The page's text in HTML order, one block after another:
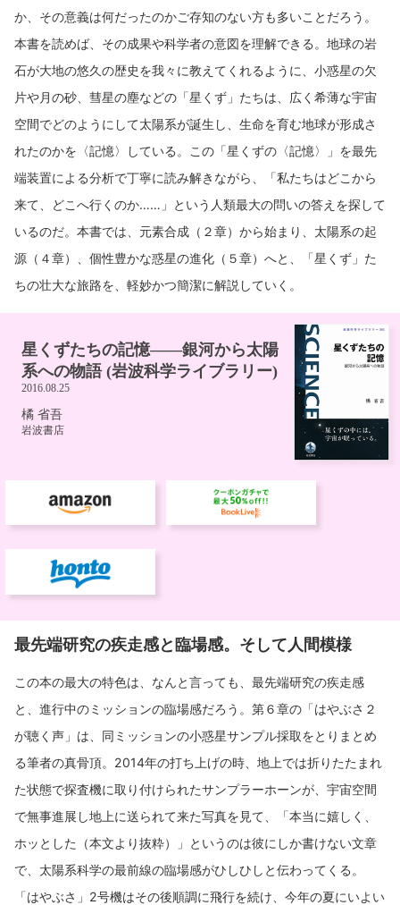
か、その意義は何だったのかご存知のない方も多いことだろう。
本書を読めば、その成果や科学者の意図を理解できる。地球の岩
石が大地の悠久の歴史を我々に教えてくれるように、小惑星の欠
片や月の砂、彗星の塵などの「星くず」たちは、広く希薄な宇宙
空間でどのようにして太陽系が誕生し、生命を育む地球が形成さ
れたのかを〈記憶〉している。この「星くずの〈記憶〉」を最先
端装置による分析で丁寧に読み解きながら、「私たちはどこから
来て、どこへ行くのか……」という人類最大の問いの答えを探して
いるのだ。本書では、元素合成（２章）から始まり、太陽系の起
源（４章）、個性豊かな惑星の進化（５章）へと、「星くず」た
ちの壮大な旅路を、軽妙かつ簡潔に解説していく。
最先端研究の疾走感と臨場感。そして人間模様
この本の最大の特色は、なんと言っても、最先端研究の疾走感
と、進行中のミッションの臨場感だろう。第６章の「はやぶさ２
が聴く声」は、同ミッションの小惑星サンプル採取をとりまとめ
る筆者の真骨頂。2014年の打ち上げの時、地上では折りたたまれ
た状態で探査機に取り付けられたサンプラーホーンが、宇宙空間
で無事進展し地上に送られて来た写真を見て、「本当に嬉しく、
ホッとした（本文より抜粋）」というのは彼にしか書けない文章
で、太陽系科学の最前線の臨場感がひしひしと伝わってくる。
「はやぶさ」2号機はその後順調に飛行を続け、今年の夏にいよい